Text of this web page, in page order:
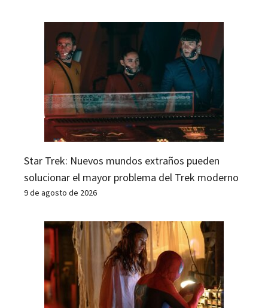
Star Trek: Nuevos mundos extraños pueden
solucionar el mayor problema del Trek moderno
9 de agosto de 2026